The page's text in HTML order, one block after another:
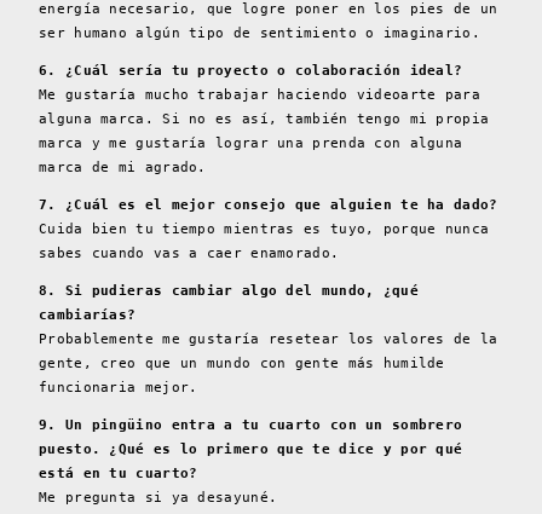
energía necesario, que logre poner en los pies de un
ser humano algún tipo de sentimiento o imaginario.
6. ¿Cuál sería tu proyecto o colaboración ideal?
Me gustaría mucho trabajar haciendo videoarte para
alguna marca. Si no es así, también tengo mi propia
marca y me gustaría lograr una prenda con alguna
marca de mi agrado.
7. ¿Cuál es el mejor consejo que alguien te ha dado?
Cuida bien tu tiempo mientras es tuyo, porque nunca
sabes cuando vas a caer enamorado.
8. Si pudieras cambiar algo del mundo, ¿qué
cambiarías?
Probablemente me gustaría resetear los valores de la
gente, creo que un mundo con gente más humilde
funcionaria mejor.
9. Un pingüino entra a tu cuarto con un sombrero
puesto. ¿Qué es lo primero que te dice y por qué
está en tu cuarto?
Me pregunta si ya desayuné.